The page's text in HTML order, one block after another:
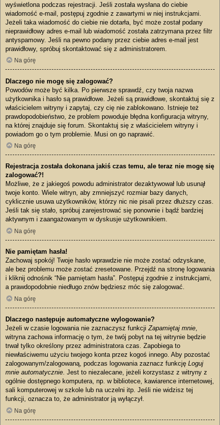
wyświetlona podczas rejestracji. Jeśli została wysłana do ciebie
wiadomość e-mail, postępuj zgodnie z zawartymi w niej instrukcjami.
Jeżeli taka wiadomość do ciebie nie dotarła, być może został podany
nieprawidłowy adres e-mail lub wiadomość została zatrzymana przez filtr
antyspamowy. Jeśli na pewno podany przez ciebie adres e-mail jest
prawidłowy, spróbuj skontaktować się z administratorem.
Na górę
Dlaczego nie mogę się zalogować?
Powodów może być kilka. Po pierwsze sprawdź, czy twoja nazwa
użytkownika i hasło są prawidłowe. Jeżeli są prawidłowe, skontaktuj się z
właścicielem witryny i zapytaj, czy cię nie zablokowano. Istnieje też
prawdopodobieństwo, że problem powoduje błędna konfiguracja witryny,
na której znajduje się forum. Skontaktuj się z właścicielem witryny i
powiadom go o tym problemie. Musi on go naprawić.
Na górę
Rejestracja została dokonana jakiś czas temu, ale teraz nie mogę się
zalogować?!
Możliwe, że z jakiegoś powodu administrator dezaktywował lub usunął
twoje konto. Wiele witryn, aby zmniejszyć rozmiar bazy danych,
cyklicznie usuwa użytkowników, którzy nic nie pisali przez dłuższy czas.
Jeśli tak się stało, spróbuj zarejestrować się ponownie i bądź bardziej
aktywnym i zaangażowanym w dyskusje użytkownikiem.
Na górę
Nie pamiętam hasła!
Zachowaj spokój! Twoje hasło wprawdzie nie może zostać odzyskane,
ale bez problemu może zostać zresetowane. Przejdź na stronę logowania
i kliknij odnośnik “Nie pamiętam hasła”. Postępuj zgodnie z instrukcjami,
a prawdopodobnie niedługo znów będziesz móc się zalogować.
Na górę
Dlaczego następuje automatyczne wylogowanie?
Jeżeli w czasie logowania nie zaznaczysz funkcji Zapamiętaj mnie
witryna zachowa informację o tym, że twój pobyt na tej witrynie będzie
trwał tylko określony przez administratora czas. Zapobiega to
niewłaściwemu użyciu twojego konta przez kogoś innego. Aby pozostać
zalogowanym/zalogowaną, podczas logowania zaznacz funkcję Loguj
mnie automatycznie . Jest to niezalecane, jeżeli korzystasz z witryny z
ogólnie dostępnego komputera, np. w bibliotece, kawiarence internetowej,
sali komputerowej w szkole lub na uczelni itp. Jeśli nie widzisz tej
funkcji, oznacza to, że administrator ją wyłączył.
Na górę